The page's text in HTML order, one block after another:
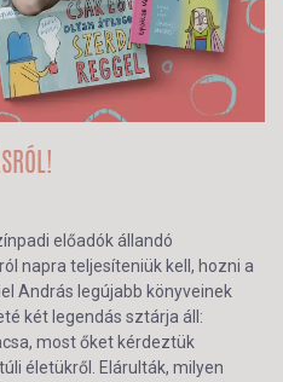
előadók állandó
napra teljesíteniük kell, hozni a
András legújabb könyveinek
két legendás sztárja áll:
most őket kérdeztük
életükről. Elárulták, milyen